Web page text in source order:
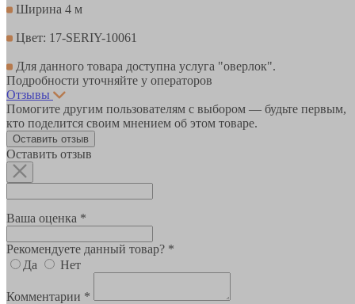
Ширина 4 м
Цвет: 17-SERIY-10061
Для данного товара доступна услуга "оверлок".
Подробности уточняйте у операторов
Отзывы
Помогите другим пользователям с выбором — будьте первым,
кто поделится своим мнением об этом товаре.
Оставить отзыв
Оставить отзыв
Ваша оценка *
Рекомендуете данный товар? *
Да
Нет
Комментарии *